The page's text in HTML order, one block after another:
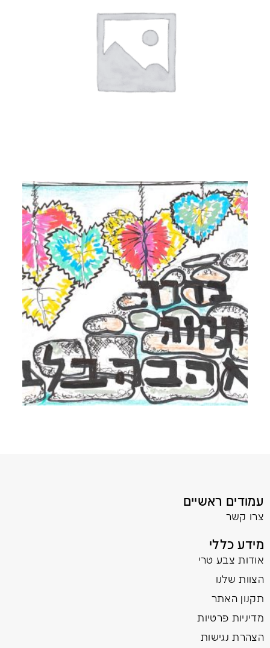
עמודים ראשיים
צרו קשר
מידע כללי
אודות צבע טרי
הצוות שלנו
תקנון האתר
מדיניות פרטיות
הצהרת נגישות